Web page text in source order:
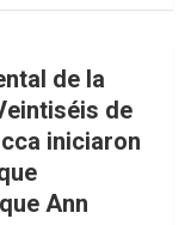
de la
de
iniciaron
Ann